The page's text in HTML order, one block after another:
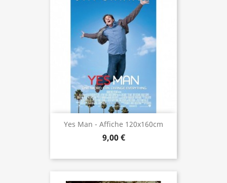
Yes Man - Affiche 120x160cm
9,00 €